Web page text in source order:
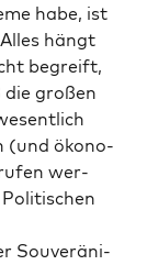
habe, ist
hängt
begreift,
die gro­ßen
(und öko­no­
wer­
Sou­ve­rä­ni­